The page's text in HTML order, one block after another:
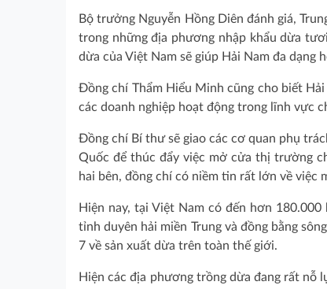
Bộ trưởng Nguyễn Hồng Diên đánh giá,
trong những địa phương nhập khẩu dừa
dừa của Việt Nam sẽ giúp Hải Nam đa dạng
Đồng chí Thẩm Hiểu Minh cũng cho biết
các doanh nghiệp hoạt động trong lĩnh vực
Đồng chí Bí thư sẽ giao các cơ quan phụ
Quốc để thúc đẩy việc mở cửa thị trường
hai bên, đồng chí có niềm tin rất lớn về việc
Hiện nay, tại Việt Nam có đến hơn
tỉnh duyên hải miền Trung và đồng bằng
7 về sản xuất dừa trên toàn thế giới.
Hiện các địa phương trồng dừa đang rất nỗ